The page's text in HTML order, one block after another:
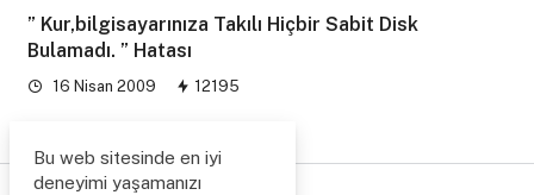
” Kur,bilgisayarınıza Takılı Hiçbir Sabit Disk
Bulamadı. ” Hatası
16 Nisan 2009 12195
Bu web sitesinde en iyi
deneyimi yaşamanızı